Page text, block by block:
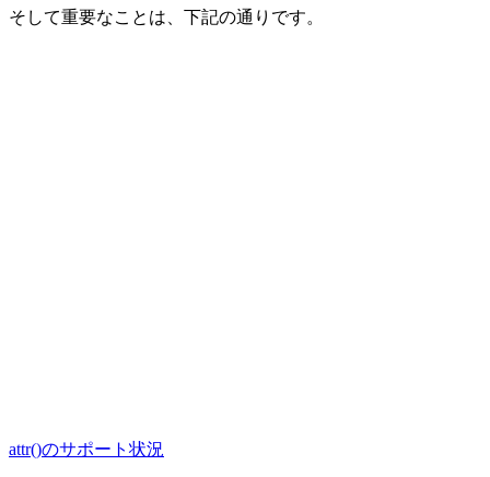
そして重要なことは、下記の通りです。
attr()のサポート状況